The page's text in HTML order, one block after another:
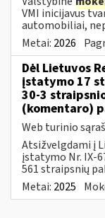
VMI inicijavus
automobiliai,
Metai: 2026
Dėl Lietuvos
įstatymo 17
30-3
(komentaro)
Web turinio
Atsižvelgdami į
įstatymo Nr. IX-
561 straipsnių
Metai: 2025